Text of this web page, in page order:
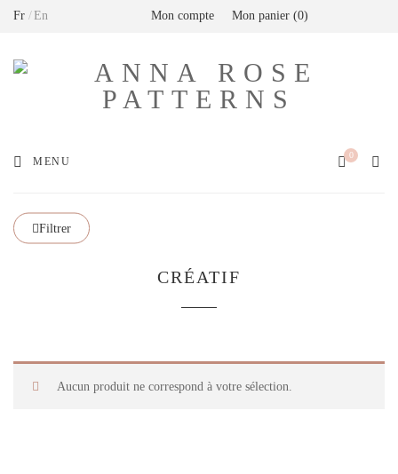
Fr En Mon compte Mon panier 0
MENU
0
CRÉATIF
Filtrer
Aucun produit ne correspond à votre sélection.
Livraison offerte en France métropolitaine dès
Relay)